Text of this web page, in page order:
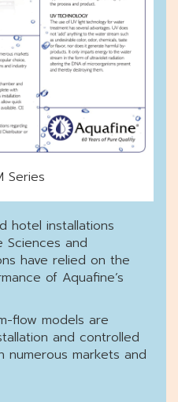
Series
hotel installations
Sciences and
have relied on the
of Aquafine’s
flow models are
and controlled
numerous markets and